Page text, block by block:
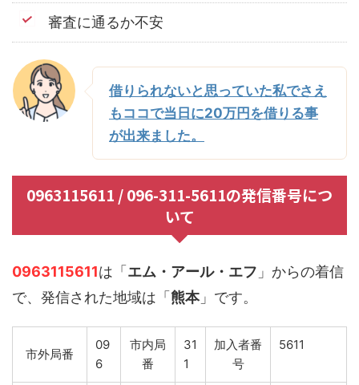
審査に通るか不安
借りられないと思っていた私でさえ
もココで当日に20万円を借りる事
が出来ました。
0963115611 / 096-311-5611の発信番号につ
いて
0963115611は「エム・アール・エフ 」からの着信
で、発信された地域は「熊本」です。
市外局番
09
6
市内局
番
31
1
加入者番
号
5611